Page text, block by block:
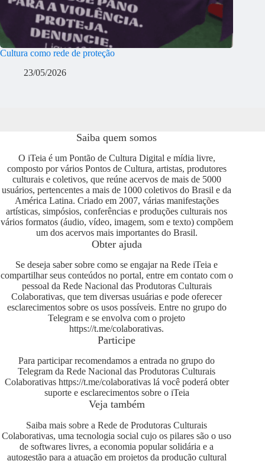
Cultura como rede de proteção
23/05/2026
Saiba quem somos
O iTeia é um Pontão de Cultura Digital e mídia livre,
composto por vários Pontos de Cultura, artistas, produtores
culturais e coletivos, que reúne acervos de mais de 5000
usuários, pertencentes a mais de 1000 coletivos do Brasil e da
América Latina. Criado em 2007, várias manifestações
artísticas, simpósios, conferências e produções culturais nos
vários formatos (áudio, vídeo, imagem, som e texto) compõem
um dos acervos mais importantes do Brasil.
Obter ajuda
Se deseja saber sobre como se engajar na Rede iTeia e
compartilhar seus conteúdos no portal, entre em contato com o
pessoal da Rede Nacional das Produtoras Culturais
Colaborativas, que tem diversas usuárias e pode oferecer
esclarecimentos sobre os usos possíveis. Entre no grupo do
Telegram e se envolva com o projeto
https://t.me/colaborativas.
Participe
Para participar recomendamos a entrada no grupo do
Telegram da Rede Nacional das Produtoras Culturais
Colaborativas https://t.me/colaborativaslá você poderá obter
suporte e esclarecimentos sobre o iTeia
Veja também
Saiba mais sobre a Rede de Produtoras Culturais
Colaborativas, uma tecnologia social cujo os pilares são o uso
de softwares livres, a economia popular solidária e a
autogestão para a atuação em projetos da produção cultural